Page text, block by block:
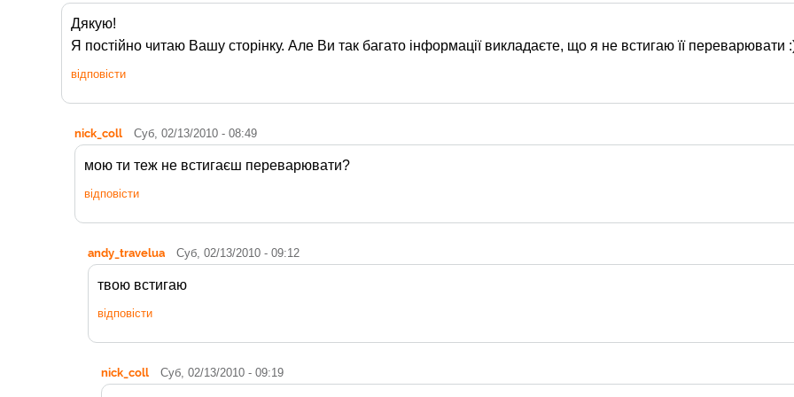
Дякую!
Я постійно читаю Вашу сторінку. Але Ви так багато інформації викладаєте, що я не встигаю її переварювати
відповісти
nick_coll Суб, 02/13/2010 - 08:49
мою ти теж не встигаєш переварювати?
відповісти
andy_travelua Суб, 02/13/2010 - 09:12
твою встигаю
відповісти
nick_coll Суб, 02/13/2010 - 09:19